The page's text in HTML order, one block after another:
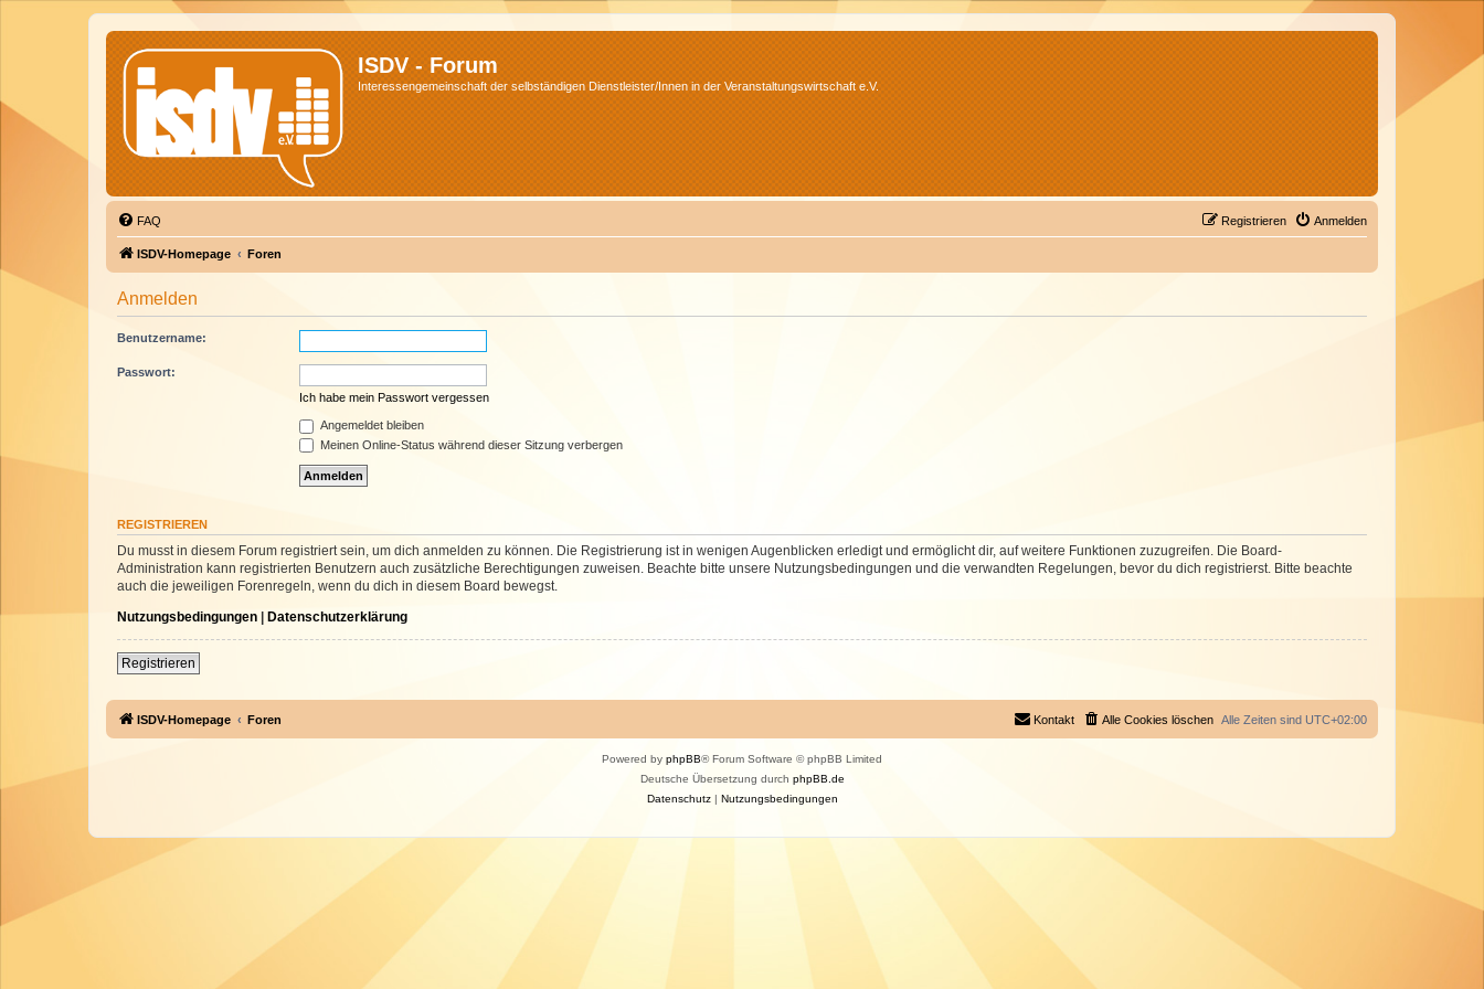
ISDV - Forum
Interessengemeinschaft der selbständigen Dienstleister/Innen in der Veranstaltungswirtschaft e.V.
FAQ Anmelden
Registrieren
ISDV-Homepage Foren
Anmelden
Benutzername:
Passwort:
Ich habe mein Passwort vergessen
Angemeldet bleiben
Meinen Online-Status während dieser Sitzung verbergen
REGISTRIEREN
Du musst in diesem Forum registriert sein, um dich anmelden zu können. Die Registrierung ist in wenigen Augenblicken erledigt und ermöglicht dir, auf weitere Funktionen zuzugreifen. Die Board-
Administration kann registrierten Benutzern auch zusätzliche Berechtigungen zuweisen. Beachte bitte unsere Nutzungsbedingungen und die verwandten Regelungen, bevor du dich registrierst. Bitte beachte
auch die jeweiligen Forenregeln, wenn du dich in diesem Board bewegst.
Nutzungsbedingungen | Datenschutzerklärung
Registrieren
ISDV-Homepage Foren Alle Zeiten sind UTC+02:00
Alle Cookies löschen
Kontakt
Powered by phpBB® Forum Software © phpBB Limited
Deutsche Übersetzung durch phpBB.de
Datenschutz| Nutzungsbedingungen